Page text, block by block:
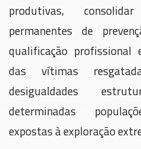
produtivas,
permanentes de
qualificação profissional
das vítimas
desigualdades
determinadas
expostas à exploração